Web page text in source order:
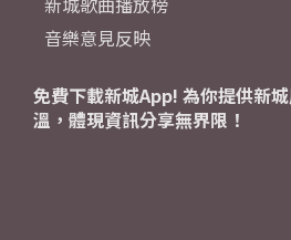
音樂意見反映
免費下載新城App! 為你提供新
溫，體現資訊分享無界限！